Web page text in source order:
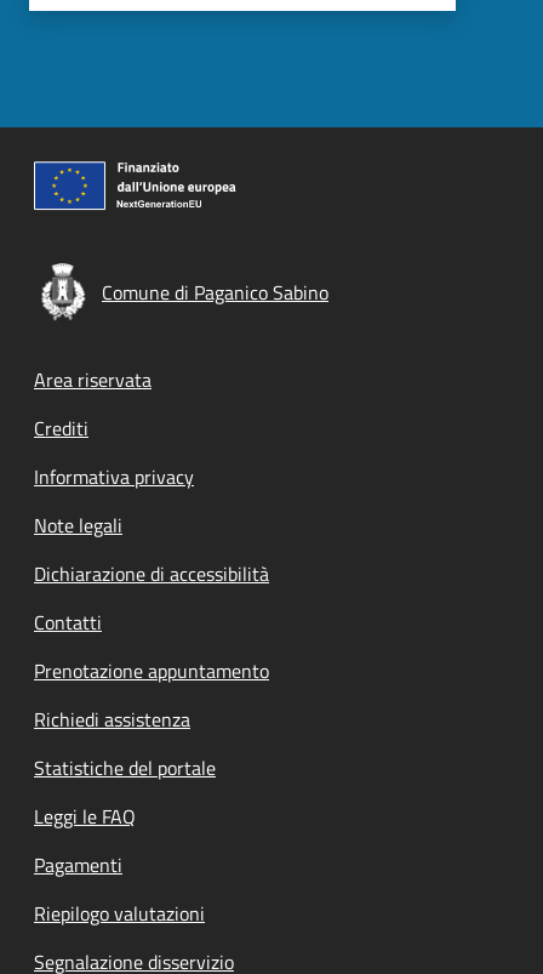
Comune di Paganico Sabino
Footer menu
Area riservata
Crediti
Informativa privacy
Note legali
Dichiarazione di accessibilità
Contatti
Prenotazione appuntamento
Richiedi assistenza
Statistiche del portale
Leggi le FAQ
Pagamenti
Riepilogo valutazioni
Segnalazione disservizio